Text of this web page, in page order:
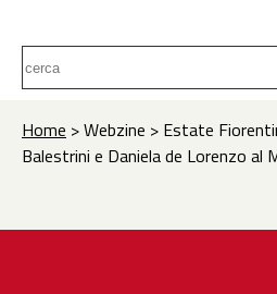
Home > Webzine > Estate
Balestrini e Daniela de Lorenzo al